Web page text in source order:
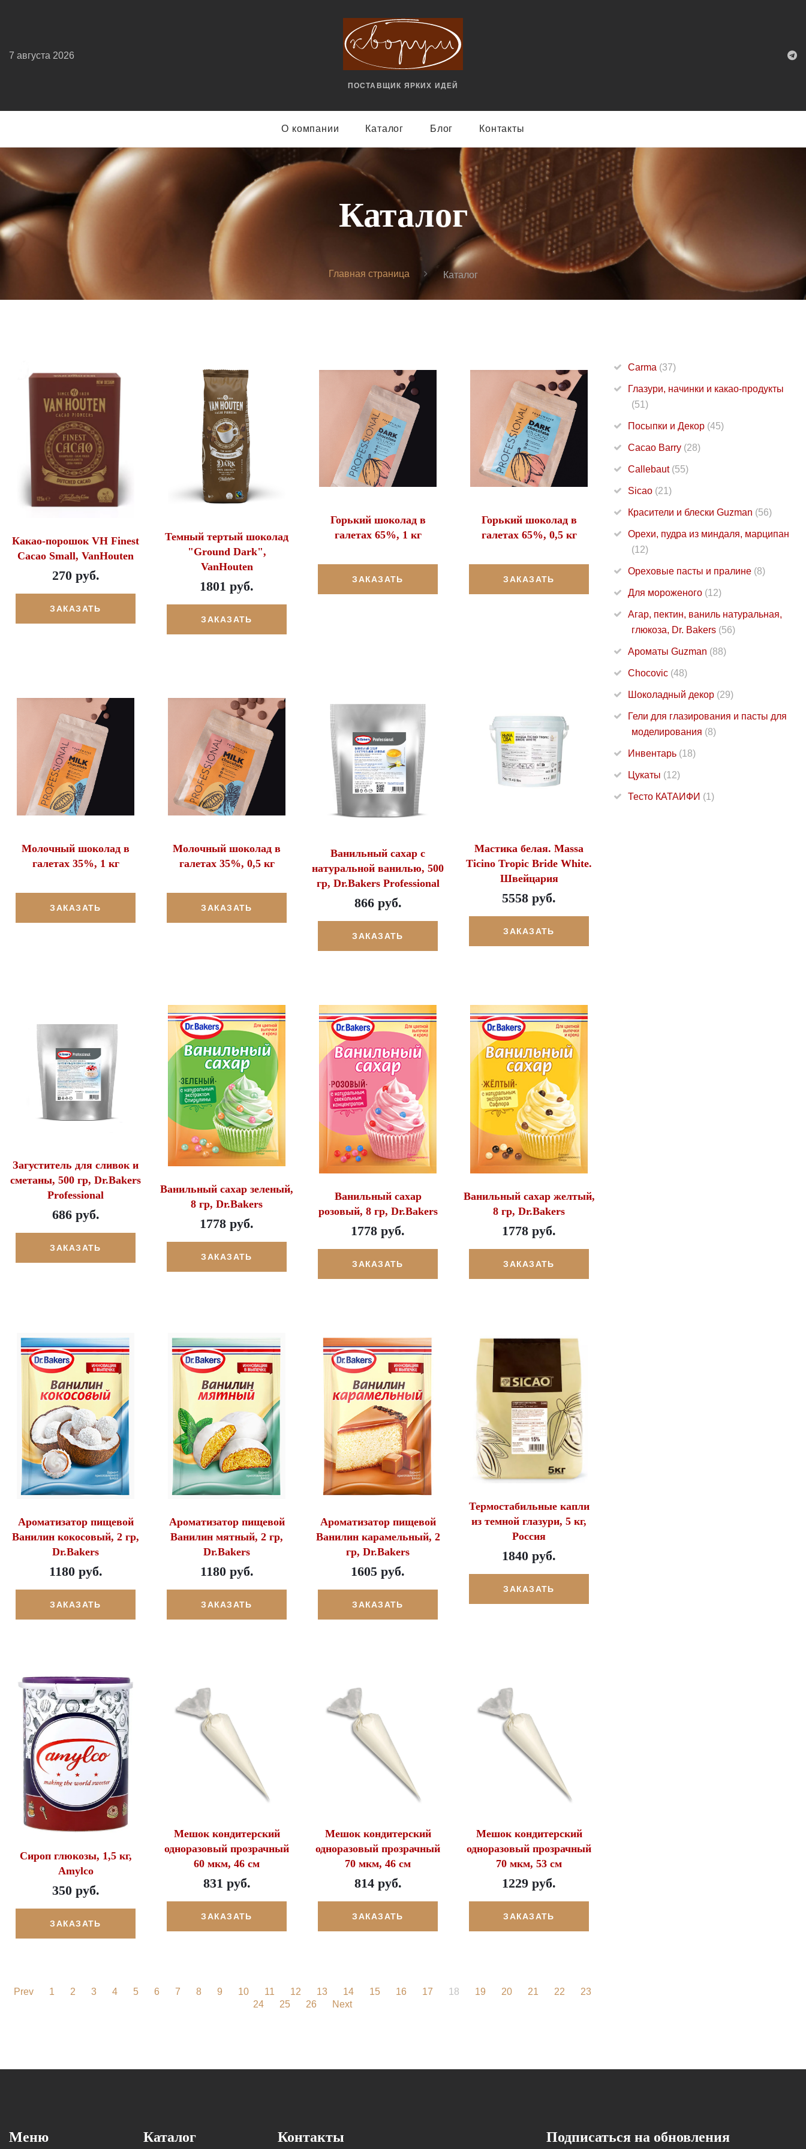
ПОСТАВЩИК ЯРКИX ИДЕЙ
7 августа 2026
О компании Каталог Блог Контакты
Каталог
Главная страница Каталог
Какао-порошок VH Finest
Cacao Small, VanHouten
270 руб.
ЗАКАЗАТЬ
Темный тертый шоколад
"Ground Dark",
VanHouten
1801 руб.
ЗАКАЗАТЬ
Горький шоколад в
галетах 65%, 1 кг
ЗАКАЗАТЬ
Горький шоколад в
галетах 65%, 0,5 кг
ЗАКАЗАТЬ
Молочный шоколад в
галетах 35%, 1 кг
ЗАКАЗАТЬ
Молочный шоколад в
галетах 35%, 0,5 кг
ЗАКАЗАТЬ
Ванильный сахар с
натуральной ванилью, 500
гр, Dr.Bakers Professional
866 руб.
ЗАКАЗАТЬ
Мастика белая. Massa
Ticino Tropic Bride White.
Швейцария
5558 руб.
ЗАКАЗАТЬ
Загуститель для сливок и
сметаны, 500 гр, Dr.Bakers
Professional
686 руб.
ЗАКАЗАТЬ
Ванильный сахар зеленый,
8 гр, Dr.Bakers
1778 руб.
ЗАКАЗАТЬ
Ванильный сахар
розовый, 8 гр, Dr.Bakers
1778 руб.
ЗАКАЗАТЬ
Ванильный сахар желтый,
8 гр, Dr.Bakers
1778 руб.
ЗАКАЗАТЬ
Ароматизатор пищевой
Ванилин кокосовый, 2 гр,
Dr.Bakers
1180 руб.
ЗАКАЗАТЬ
Ароматизатор пищевой
Ванилин мятный, 2 гр,
Dr.Bakers
1180 руб.
ЗАКАЗАТЬ
Ароматизатор пищевой
Ванилин карамельный, 2
гр, Dr.Bakers
1605 руб.
ЗАКАЗАТЬ
Термостабильные капли
из темной глазури, 5 кг,
Россия
1840 руб.
ЗАКАЗАТЬ
Сироп глюкозы, 1,5 кг,
Amylco
350 руб.
ЗАКАЗАТЬ
Мешок кондитерский
одноразовый прозрачный
60 мкм, 46 см
831 руб.
ЗАКАЗАТЬ
Мешок кондитерский
одноразовый прозрачный
70 мкм, 46 см
814 руб.
ЗАКАЗАТЬ
Мешок кондитерский
одноразовый прозрачный
70 мкм, 53 см
1229 руб.
ЗАКАЗАТЬ
Prev 1 2 3 4 5 6 7 8 9 10 11 12 13 14 15 16 17 18 19 20 21 22
23
24
25 26 Next
Carma (37)
Глазури, начинки и какао-продукты
(51)
Посыпки и Декор (45)
Cacao Barry (28)
Callebaut (55)
Sicao (21)
Красители и блески Guzman (56)
Орехи, пудра из миндаля, марципан
(12)
Ореховые пасты и пралине (8)
Для мороженого (12)
Агар, пектин, ваниль натуральная,
глюкоза, Dr. Bakers (56)
Ароматы Guzman (88)
Chocovic (48)
Шоколадный декор (29)
Гели для глазирования и пасты для
моделирования (8)
Инвентарь (18)
Цукаты (12)
Тесто КАТАИФИ (1)
Меню Каталог Контакты Подписаться на обновления